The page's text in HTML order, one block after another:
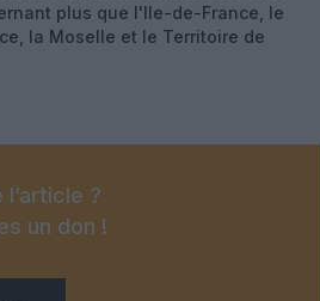
plus que l'Ile-de-France, le
la Moselle et le Territoire de
?
un don !